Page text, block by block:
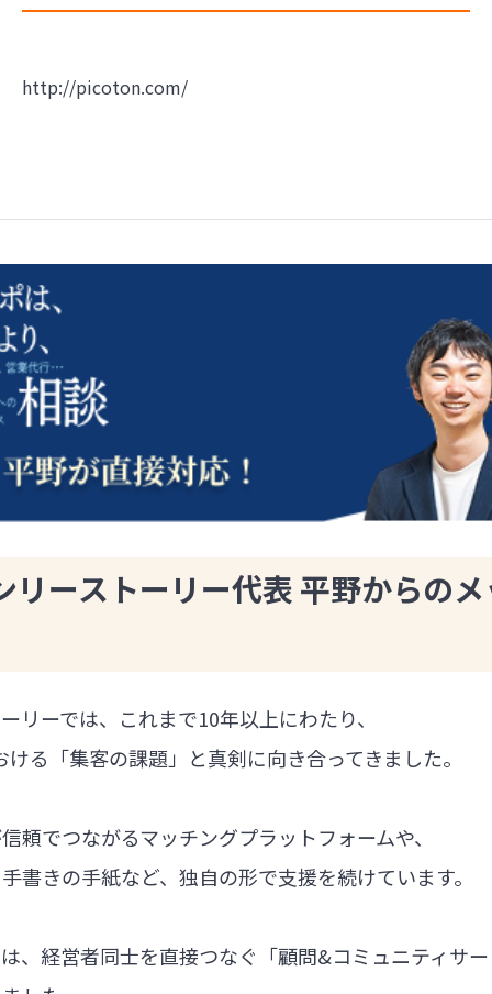
http://picoton.com/
リーストーリー代表 平野からの
リーでは、これまで10年以上にわたり、
る「集客の課題」と真剣に向き合ってきました。
頼でつながるマッチングプラットフォームや、
書きの手紙など、独自の形で支援を続けています。
、経営者同士を直接つなぐ「顧問&コミュニティサ